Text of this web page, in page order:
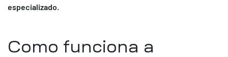
especializado.
Como funciona a